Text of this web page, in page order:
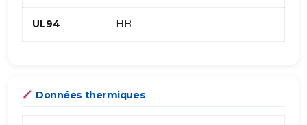
UL94 HB
Données thermiques